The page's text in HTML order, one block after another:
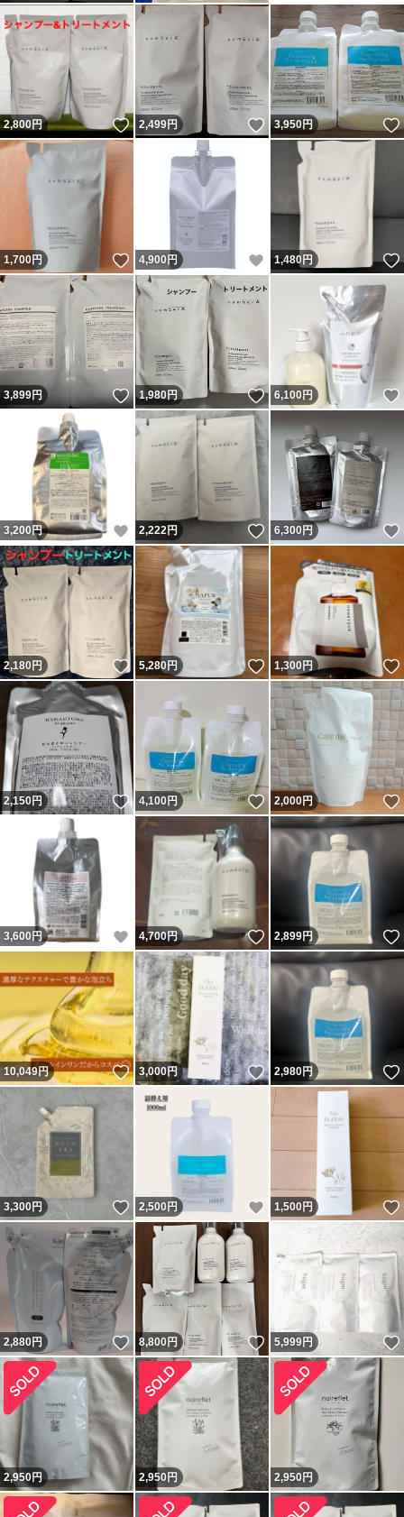
2,800円 いいね！
2,499円 いいね！
3,950円
1,700円 いいね！
4,900 円 いいね！
1,480円
3,899円 いいね！
1,980円 いいね！
6,100 円
3,200 円 いいね！
2,222円 いいね！
6,300円
2,180円 いいね！
5,280円 いいね！
1,300円
2,150円 いいね！
4,100円 いいね！
2,000円
3,600 円 いいね！
4,700円 いいね！
2,899円
10,049円 いいね！
3,000円 いいね！
2,980円
3,300円 いいね！
2,500円 いいね！
1,500円
2,880円 いいね！
8,800円 いいね！
5,999円
2,950円 2,950円 2,950円